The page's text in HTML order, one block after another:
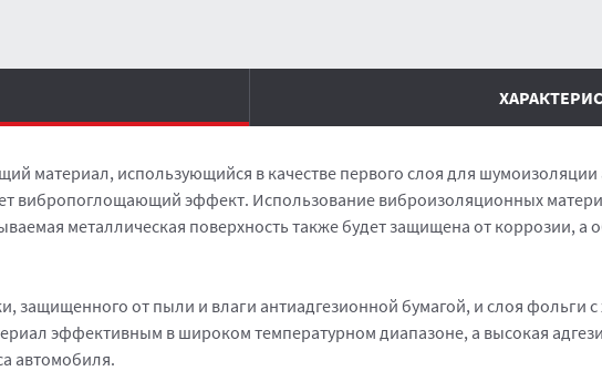
материал, использующийся в качестве первого слоя для
вибропоглощающий эффект. Использование виброизоляционных
металлическая поверхность также будет защищена от коррозии, а
защищенного от пыли и влаги антиадгезионной бумагой, и слоя фольги
эффективным в широком температурном диапазоне, а высокая
автомобиля.